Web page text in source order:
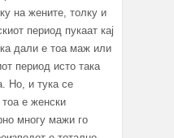
на жените, толку и
период пукаат кај
дали е тоа маж или
период исто така
Но, и тука се
тоа е женски
многу мажи го